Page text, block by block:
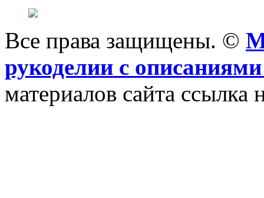
Все права защищены. ©
рукоделии с
материалов сайта ссылка